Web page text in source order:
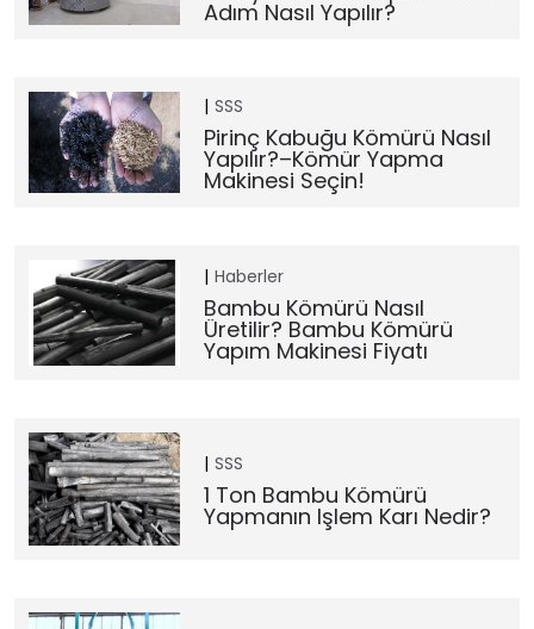
Adım Nasıl Yapılır?
SSS
Pirinç Kabuğu Kömürü Nasıl
Yapılır?–Kömür Yapma
Makinesi Seçin!
Haberler
Bambu Kömürü Nasıl
Üretilir? Bambu Kömürü
Yapım Makinesi Fiyatı
SSS
1 Ton Bambu Kömürü
Yapmanın Işlem Karı Nedir?